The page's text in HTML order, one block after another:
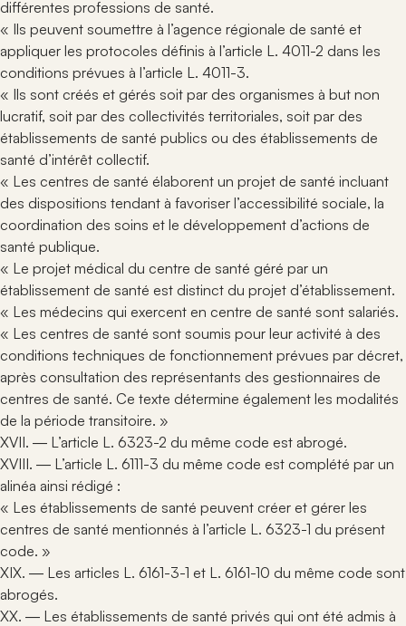
différentes professions de santé.
« Ils peuvent soumettre à l’agence régionale de santé et
appliquer les protocoles définis à l’article L. 4011-2 dans les
conditions prévues à l’article L. 4011-3.
« Ils sont créés et gérés soit par des organismes à but non
lucratif, soit par des collectivités territoriales, soit par des
établissements de santé publics ou des établissements de
santé d’intérêt collectif.
« Les centres de santé élaborent un projet de santé incluant
des dispositions tendant à favoriser l’accessibilité sociale, la
coordination des soins et le développement d’actions de
santé publique.
« Le projet médical du centre de santé géré par un
établissement de santé est distinct du projet d’établissement.
« Les médecins qui exercent en centre de santé sont salariés.
« Les centres de santé sont soumis pour leur activité à des
conditions techniques de fonctionnement prévues par décret,
après consultation des représentants des gestionnaires de
centres de santé. Ce texte détermine également les modalités
de la période transitoire. »
XVII. ― L’article L. 6323-2 du même code est abrogé.
XVIII. ― L’article L. 6111-3 du même code est complété par un
alinéa ainsi rédigé :
« Les établissements de santé peuvent créer et gérer les
centres de santé mentionnés à l’article L. 6323-1 du présent
code. »
XIX. ― Les articles L. 6161-3-1 et L. 6161-10 du même code sont
abrogés.
XX. ― Les établissements de santé privés qui ont été admis à